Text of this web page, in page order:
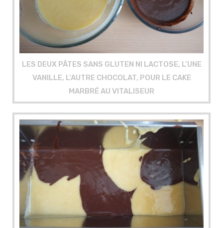
LES DEUX PÂTES SANS GLUTEN NI LACTOSE, L’UNE
VANILLE, L’AUTRE CHOCOLAT, POUR LE CAKE
MARBRÉ AU VITALISEUR